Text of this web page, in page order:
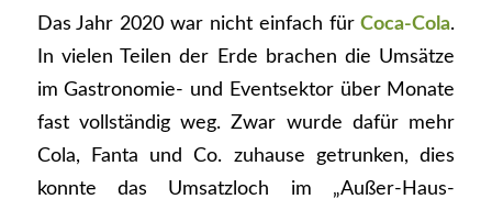
Das Jahr 2020 war nicht einfach fürCoca-Cola.
In vielen Teilen der Erde brachen die Umsätze
im Gastronomie- und Eventsektor über Monate
fast vollständig weg. Zwar wurde dafür mehr
Cola, Fanta und Co. zuhause getrunken, dies
konnte das Umsatzloch im „Außer-Haus-